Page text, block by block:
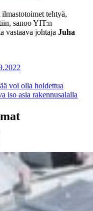
tehtyä,
sanoo YIT:n
vastaava johtaja Juha
voi olla hoidettua
iso asia rakennusalalla